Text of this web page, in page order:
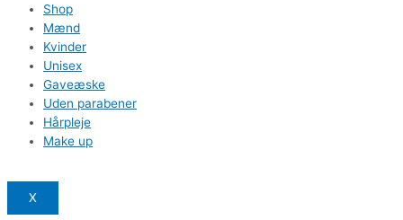
Shop
Mænd
Kvinder
Unisex
Gaveæske
Uden parabener
Hårpleje
Make up
X